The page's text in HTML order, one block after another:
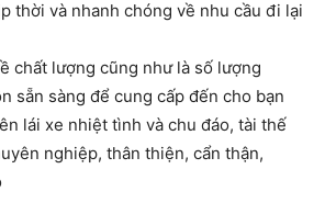
thời và nhanh chóng về nhu cầu đi lại
chất lượng cũng như là số lượng
sẵn sàng để cung cấp đến cho bạn
lái xe nhiệt tình và chu đáo, tài thế
nghiệp, thân thiện, cẩn thận,